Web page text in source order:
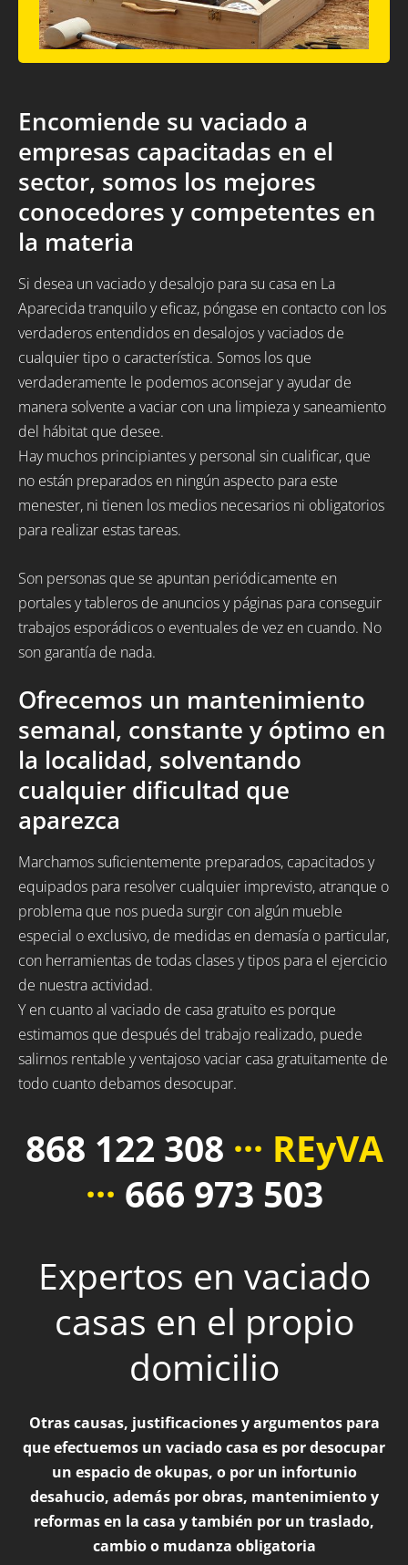
Encomiende su vaciado a
empresas capacitadas en el
sector, somos los mejores
conocedores y competentes en
la materia
Si desea un vaciado y desalojo para su casa en La
Aparecida tranquilo y eficaz, póngase en contacto con los
verdaderos entendidos en desalojos y vaciados de
cualquier tipo o característica. Somos los que
verdaderamente le podemos aconsejar y ayudar de
manera solvente a vaciar con una limpieza y saneamiento
del hábitat que desee.
Hay muchos principiantes y personal sin cualificar, que
no están preparados en ningún aspecto para este
menester, ni tienen los medios necesarios ni obligatorios
para realizar estas tareas.
Son personas que se apuntan periódicamente en
portales y tableros de anuncios y páginas para conseguir
trabajos esporádicos o eventuales de vez en cuando. No
son garantía de nada.
Ofrecemos un mantenimiento
semanal, constante y óptimo en
la localidad, solventando
cualquier dificultad que
aparezca
Marchamos suficientemente preparados, capacitados y
equipados para resolver cualquier imprevisto, atranque o
problema que nos pueda surgir con algún mueble
especial o exclusivo, de medidas en demasía o particular,
con herramientas de todas clases y tipos para el ejercicio
de nuestra actividad.
Y en cuanto al vaciado de casa gratuito es porque
estimamos que después del trabajo realizado, puede
salirnos rentable y ventajoso vaciar casa gratuitamente de
todo cuanto debamos desocupar.
868 122 308 ··· REyVA
··· 666 973 503
Expertos en vaciado
casas en el propio
domicilio
Otras causas, justificaciones y argumentos para
que efectuemos un vaciado casa es por desocupar
un espacio de okupas, o por un infortunio
desahucio, además por obras, mantenimiento y
reformas en la casa y también por un traslado,
cambio o mudanza obligatoria